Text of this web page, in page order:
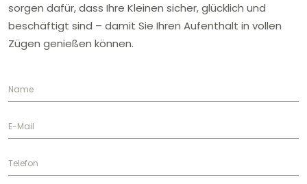
sorgen dafür, dass Ihre Kleinen sicher, glücklich und
beschäftigt sind – damit Sie Ihren Aufenthalt in vollen
Zügen genießen können.